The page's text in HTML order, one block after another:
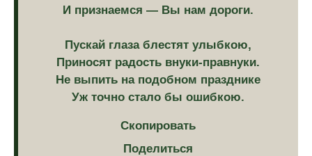
И признаемся — Вы нам дороги.
Пускай глаза блестят улыбкою,
Приносят радость внуки-правнуки.
Не выпить на подобном празднике
Уж точно стало бы ошибкою.
Скопировать
Поделиться